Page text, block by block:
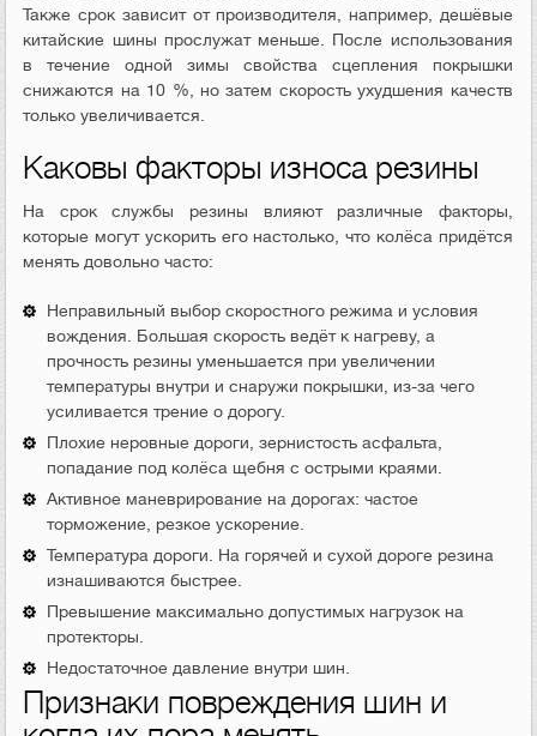
Также срок зависит от производителя, например, дешёвые
китайские шины прослужат меньше. После использования
в течение одной зимы свойства сцепления покрышки
снижаются на 10 %, но затем скорость ухудшения качеств
только увеличивается.
Каковы факторы износа резины
На срок службы резины влияют различные факторы,
которые могут ускорить его настолько, что колёса придётся
менять довольно часто:
Неправильный выбор скоростного режима и условия
вождения. Большая скорость ведёт к нагреву, а
прочность резины уменьшается при увеличении
температуры внутри и снаружи покрышки, из-за чего
усиливается трение о дорогу.
Плохие неровные дороги, зернистость асфальта,
попадание под колёса щебня с острыми краями.
Активное маневрирование на дорогах: частое
торможение, резкое ускорение.
Температура дороги. На горячей и сухой дороге резина
изнашиваются быстрее.
Превышение максимально допустимых нагрузок на
протекторы.
Недостаточное давление внутри шин.
Признаки повреждения шин и